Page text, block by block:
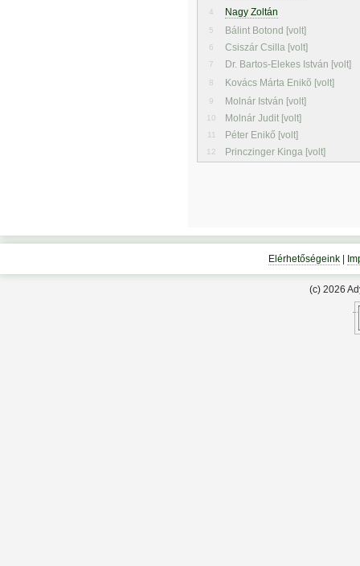
4 Nagy Zoltán
5 Bálint Botond [volt]
6 Csiszár Csilla [volt]
7 Dr. Bartos-Elekes István [volt]
8 Kovács Márta Enikõ [volt]
9 Molnár István [volt]
10 Molnár Judit [volt]
11 Péter Enikő [volt]
12 Princzinger Kinga [volt]
Elérhetőségeink|
(c) 2026